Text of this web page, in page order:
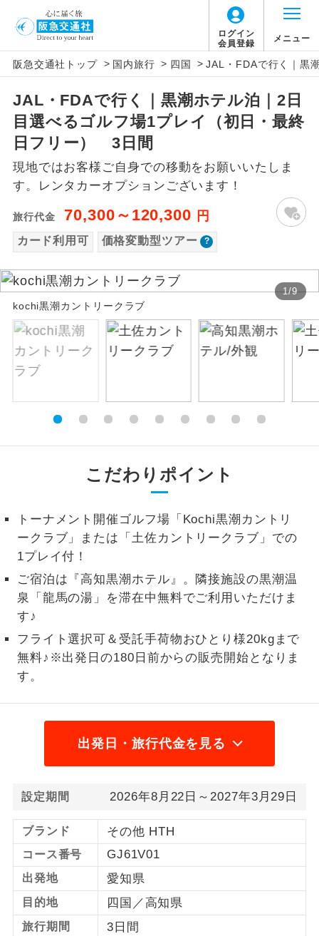
ログイン
会員登録
メニュー
阪急交通社トップ > 国内旅行 > 四国 > JAL・FDAで行く｜黒
JAL・FDAで行く｜黒潮ホテル泊｜2日
目選べるゴルフ場1プレイ（初日・最終
日フリー） 3日間
現地ではお客様ご自身での移動をお願いいたしま
す。レンタカーオプションございます！
旅行代金 70,300～120,300 円
カード利用可 価格変動型ツアー
1/9
kochi黒潮カントリークラブ
こだわりポイント
トーナメント開催ゴルフ場「Kochi黒潮カントリ
ークラブ」または「土佐カントリークラブ」での
1プレイ付！
ご宿泊は『高知黒潮ホテル』。隣接施設の黒潮温
泉「龍馬の湯」を滞在中無料でご利用いただけま
す♪
フライト選択可＆受託手荷物おひとり様20kgまで
無料♪※出発日の180日前からの販売開始となりま
す。
出発日・旅行代金を見る
設定期間 2026年8月22日～2027年3月29日
ブランド その他 HTH
コース番号 GJ61V01
出発地 愛知県
目的地 四国／高知県
旅行期間 3日間
アイコン 説明
添乗員同行
往路出発空港（駅）から復路到着空港
（駅）まで同行します。
現地添乗員同
行
現地到着空港（駅）から最終日出発空港
（駅）まで添乗員が同行します。
バスガイド乗
務
バスガイドが乗務し、車内での観光案内
があります。
世界遺産
ユネスコに登録されている文化遺産や自
然遺産を訪ねるコースです。
絶景 絶景スポットに立ち寄るコースです。
露天風呂
ご宿泊ホテルに露天風呂が付いていま
ご宿泊ホテルに大浴場が付いています。
全食事付き
事の心配はいりません。（機内食を除
く）
お部屋食
だけます。
トラベルイヤ
ホン
1名様催行
1名様から出発可能な個人型プランで
2名様から出発可能な個人型プランで
す。
加限定
スです。
1名様1室同代
1名様1室利用でも追加料金がかからない
コースです。
ご夫婦限定
ご夫婦限定でご参加いただけるコースで
す。
女性限定
女性限定でご参加いただけるコースで
す。
「価格変動型ツアー」に関するご案内
価格変動型ツアーとは
航空会社が設定する「個人包括旅行運
賃」を利用したツアーです。
お申し込み時期・ご利用便の空席状況に
以下の注意事項をあらかじめご了承いただき
ますようお願いいたします。
お支払いについて
お支払いは、クレジットカード決済のみとな
ります。
お申し込みの最後にクレジットカード決済を
て、ご旅行の契約が成立となります。
ご予約方法について
ウェブ限定コースとなりますので、コールセ
ンター及びカウンターでのお申し込みはでき
ません。